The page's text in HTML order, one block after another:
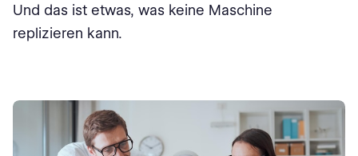
Und das ist etwas, was keine Maschine
replizieren kann.